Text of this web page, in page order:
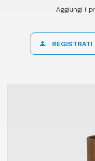
Aggiungi i
REGISTRATI